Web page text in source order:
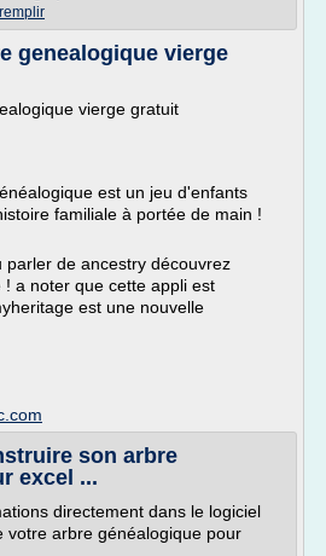
genealogique vierge
vierge gratuit
est un jeu d'enfants
familiale à portée de main !
parler de ancestry découvrez
a noter que cette appli est
est une nouvelle
son arbre
excel ...
directement dans le logiciel
votre arbre généalogique pour